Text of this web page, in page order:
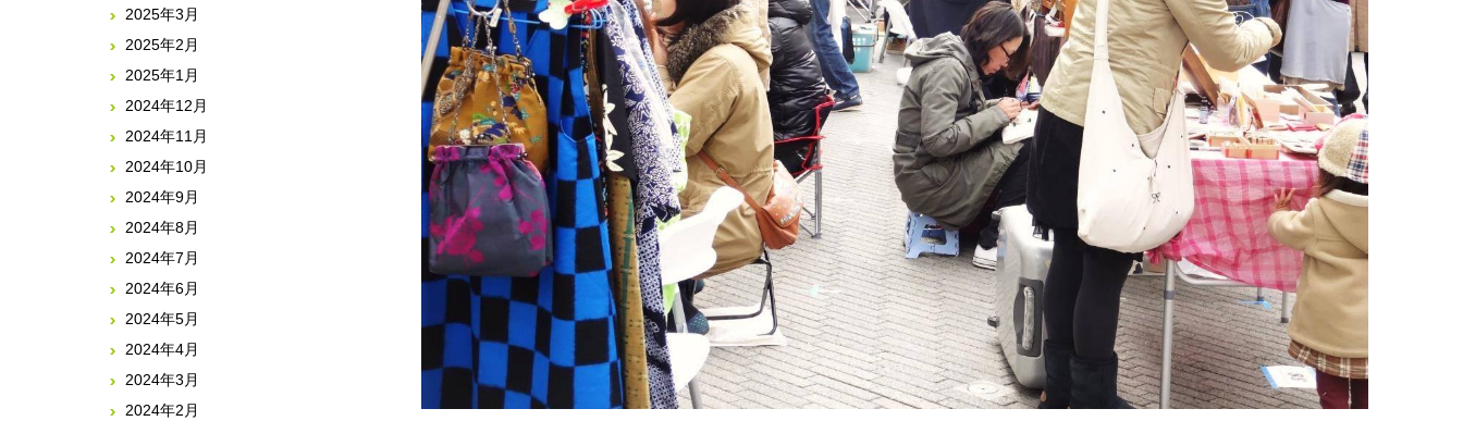
2025年3月
2025年2月
2025年1月
2024年12月
2024年11月
2024年10月
2024年9月
2024年8月
2024年7月
2024年6月
2024年5月
2024年4月
2024年3月
2024年2月